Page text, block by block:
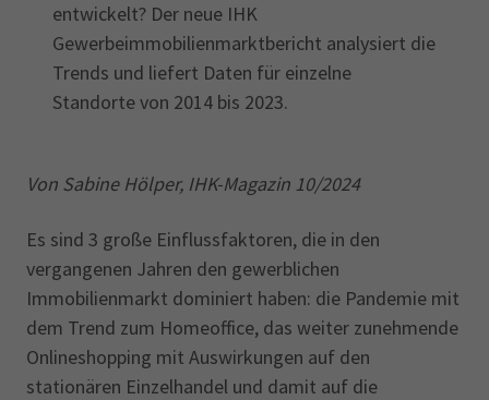
entwickelt? Der neue IHK
Gewerbeimmobilienmarktbericht analysiert die
Trends und liefert Daten für einzelne
Standorte von 2014 bis 2023.
Von Sabine Hölper, IHK-Magazin 10/2024
Es sind 3 große Einflussfaktoren, die in den
vergangenen Jahren den gewerblichen
Immobilienmarkt dominiert haben: die Pandemie mit
dem Trend zum Homeoffice, das weiter zunehmende
Onlineshopping mit Auswirkungen auf den
stationären Einzelhandel und damit auf die